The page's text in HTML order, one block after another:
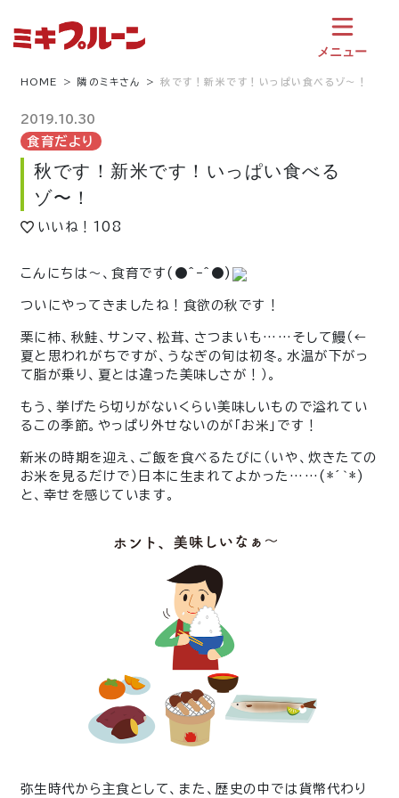
メニュー
HOME 隣のミキさん 秋です！新米です！いっぱい食べるゾ〜！
2019.10.30
食育だより
秋です！新米です！いっぱい食べる
ゾ〜！
いいね！ 108
こんにちは〜、食育です(●^ｰ^●)
ついにやってきましたね！食欲の秋です！
栗に柿、秋鮭、サンマ、松茸、さつまいも……そして鰻（←
夏と思われがちですが、うなぎの旬は初冬。水温が下がっ
て脂が乗り、夏とは違った美味しさが！）。
もう、挙げたら切りがないくらい美味しいもので溢れてい
るこの季節。やっぱり外せないのが「お米」です！
新米の時期を迎え、ご飯を食べるたびに（いや、炊きたての
お米を見るだけで）日本に生まれてよかった……(*´｀*)
と、幸せを感じています。
弥生時代から主食として、また、歴史の中では貨幣代わり